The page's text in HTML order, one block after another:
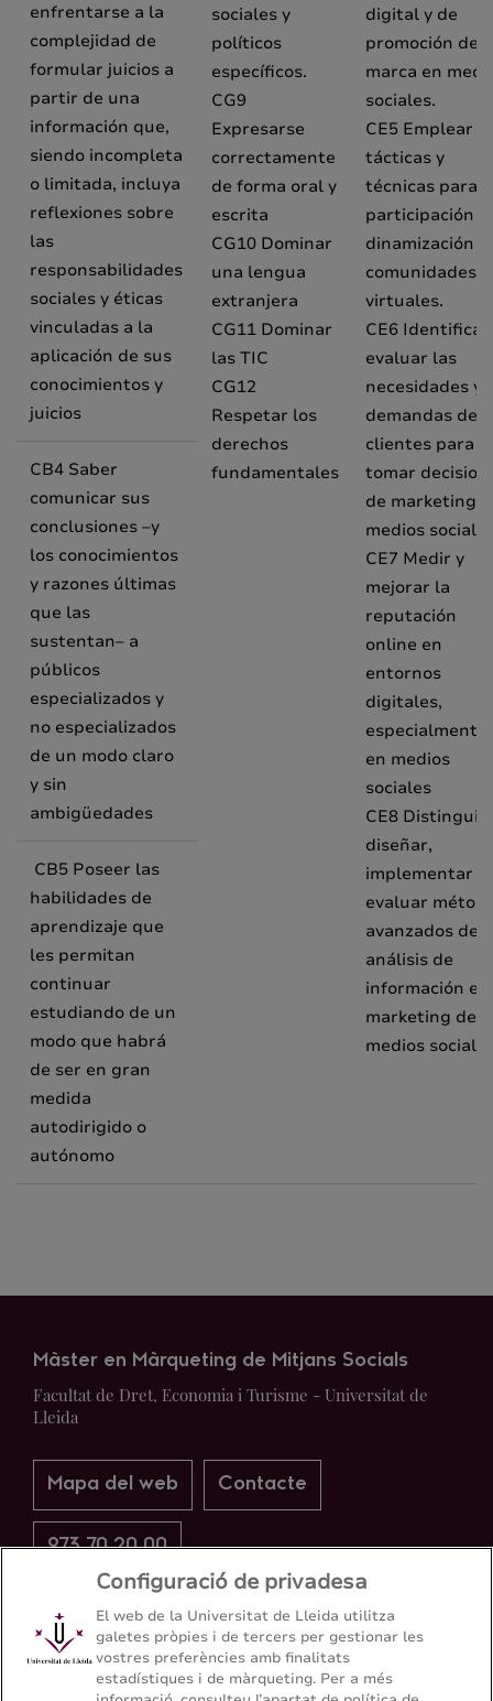
sociales y
políticos
específicos.
CG9
Expresarse
correctamente
de forma oral y
escrita
CG10 Dominar
una lengua
extranjera
CG11 Dominar
las TIC
CG12
Respetar los
derechos
fundamentales
digital y de
promoción de
marca en
sociales.
CE5 Emplear
tácticas y
técnicas para
participación y
dinamización
comunidades
virtuales.
CE6 Identificar
evaluar las
necesidades y
demandas de
clientes para
tomar
de marketing
medios
CE7 Medir y
mejorar la
reputación
online en
entornos
digitales,
especialmente
en medios
sociales
CE8 Distinguir,
diseñar,
implementar y
evaluar
avanzados de
análisis de
información en
marketing de
medios
enfrentarse a la
complejidad de
formular juicios a
partir de una
información que,
siendo incompleta
o limitada, incluya
reflexiones sobre
las
responsabilidades
sociales y éticas
vinculadas a la
aplicación de sus
conocimientos y
juicios
CB4 Saber
comunicar sus
conclusiones –y
los conocimientos
y razones últimas
que las
sustentan– a
públicos
especializados y
no especializados
de un modo claro
y sin
ambigüedades
CB5 Poseer las
habilidades de
aprendizaje que
les permitan
continuar
estudiando de un
modo que habrá
de ser en gran
medida
autodirigido o
autónomo
Màster en Màrqueting de Mitjans Socials
Facultat de Dret, Economia i Turisme - Universitat de
Lleida
Mapa del web Contacte
973 70 20 00
Configuració de privadesa
El web de la Universitat de Lleida utilitza
galetes pròpies i de tercers per gestionar les
vostres preferències amb finalitats
estadístiques i de màrqueting. Per a més